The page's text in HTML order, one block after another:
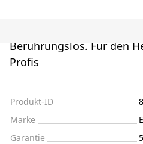
Berührungslos. Für den
Profis
Produkt-ID
Marke
Garantie